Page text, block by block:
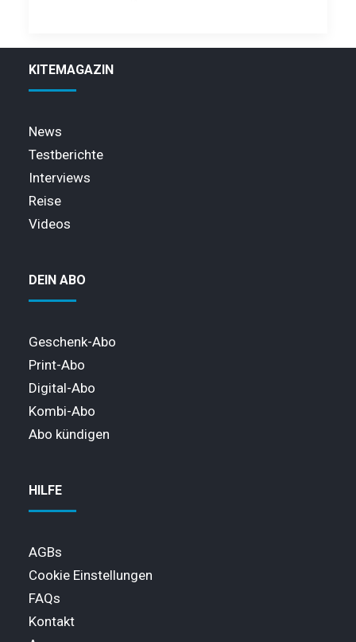
KITEMAGAZIN
News
Testberichte
Interviews
Reise
Videos
DEIN ABO
Geschenk-Abo
Print-Abo
Digital-Abo
Kombi-Abo
Abo kündigen
HILFE
AGBs
Cookie Einstellungen
FAQs
Kontakt